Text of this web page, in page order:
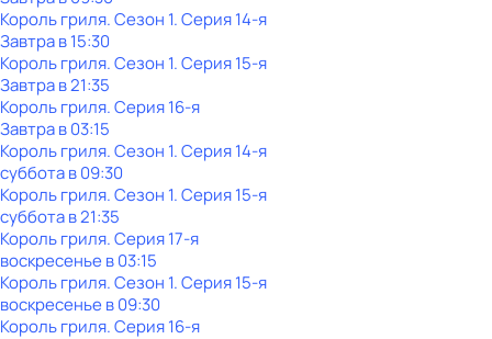
Король гриля. Сезон 1. Серия 14-я
Завтра в 15:30
Король гриля. Сезон 1. Серия 15-я
Завтра в 21:35
Король гриля. Серия 16-я
Завтра в 03:15
Король гриля. Сезон 1. Серия 14-я
субботав09:30
Король гриля. Сезон 1. Серия 15-я
субботав21:35
Король гриля. Серия 17-я
воскресенье в03:15
Король гриля. Сезон 1. Серия 15-я
воскресенье в09:30
Король гриля. Серия 16-я